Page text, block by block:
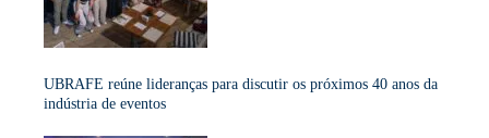
UBRAFE reúne lideranças para discutir os próximos 40 anos da
indústria de eventos